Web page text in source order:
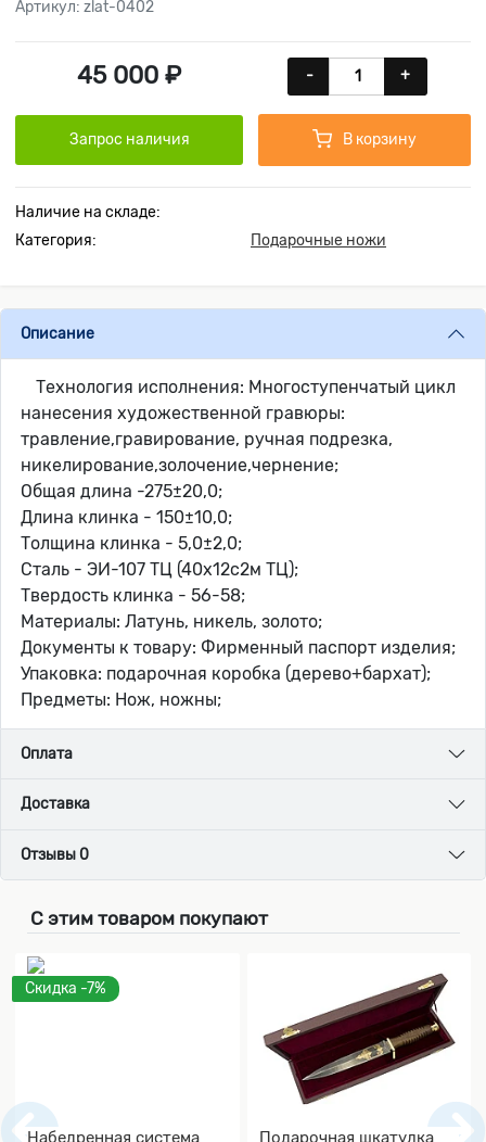
Артикул: zlat-0402
45 000 ₽ - +
Запрос наличия В корзину
Наличие на складе:
Категория:
Подарочные ножи
Описание
Технология исполнения: Многоступенчатый цикл
нанесения художественной гравюры:
травление,гравирование, ручная подрезка,
никелирование,золочение,чернение;
Общая длина -275±20,0;
Длина клинка - 150±10,0;
Толщина клинка - 5,0±2,0;
Сталь - ЭИ-107 ТЦ (40х12с2м ТЦ);
Твердость клинка - 56-58;
Материалы: Латунь, никель, золото;
Документы к товару: Фирменный паспорт изделия;
Упаковка: подарочная коробка (дерево+бархат);
Предметы: Нож, ножны;
Оплата
Доставка
Отзывы 0
С этим товаром покупают
Скидка -7%
Набедренная система Подарочная шкатулка